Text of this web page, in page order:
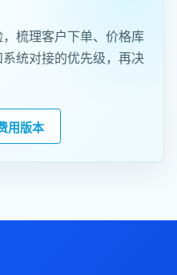
梳理客户下单、价格库
统对接的优先级，再决
用版本